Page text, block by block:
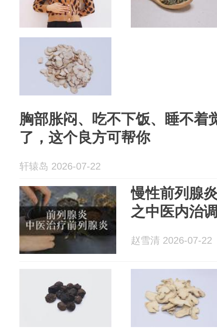
胸部胀闷、吃不下饭、睡不着
了，这个良方可帮你
轩辕岛 2026-07-22
慢性前列腺
之中医内治
赵雪清 2026-07-22